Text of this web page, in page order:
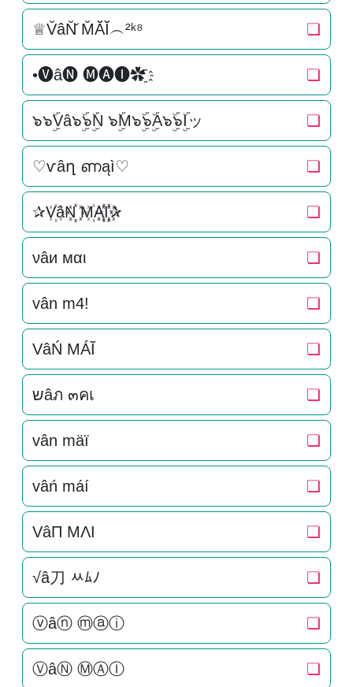
♕V̆âN̆̆ M̆Ă̆Ĭ̆︵²ᵏ⁸ ❏
•🅥â🅝 🅜🅐🅘✿҈ ❏
๖๖ۣۜVâ๖ۣۜ๖ۣۜN ๖ۣۜM๖ۣۜ๖ۣۜA๖ۣۜ๖ۣۜIッ ❏
♡ѵâղ ണąì♡ ❏
✰V꙰âN꙰꙰ M꙰A꙰꙰I꙰꙰✰ ❏
νâи мαι ❏
vân m4! ❏
VâŃ MÁĨ ❏
שâภ ๓คเ ❏
vân mäï ❏
vâń máí ❏
VâП MΛI ❏
√â刀 ﾶﾑﾉ ❏
ⓥâⓝ ⓜⓐⓘ ❏
ⓋâⓃ ⓂⒶⒾ ❏